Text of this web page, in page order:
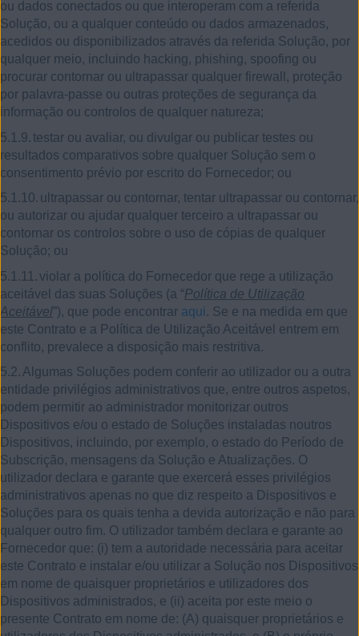
ou dados conectados ou que interoperam com a referida
Solução, ou a qualquer conteúdo ou dados armazenados,
acedidos ou disponibilizados através da referida Solução, por
qualquer meio, incluindo hacking, phishing, spoofing ou
procurar contornar ou ultrapassar qualquer firewall, proteção
por palavra-passe ou outras proteções de segurança da
informação ou controlos de qualquer natureza;
5.1.9.testar ou avaliar, ou divulgar ou publicar testes ou
resultados comparativos sobre qualquer Solução sem o
consentimento prévio por escrito do Fornecedor; ou
5.1.10. ultrapassar ou contornar, tentar ultrapassar ou contornar,
ou autorizar ou ajudar qualquer terceiro a ultrapassar ou
contornar os controlos sobre o uso de cópias de qualquer
Solução; ou
5.1.11.violar a política do Fornecedor que rege a utilização
aceitável das suas Soluções (a “Política de Utilização
Aceitável”), que pode encontrar aqui . Se e na medida em que
este Contrato e a Política de Utilização Aceitável entrem em
conflito, prevalece a disposição mais restritiva.
5.2. Algumas Soluções podem conferir ao utilizador ou a outra
entidade privilégios administrativos que, entre outros aspetos,
podem permitir ao administrador monitorizar outros
Dispositivos e/ou o estado de Soluções instaladas noutros
Dispositivos, incluindo, por exemplo, o estado do Período de
Subscrição, mensagens da Solução e Atualizações. O
utilizador declara e garante que exercerá esses privilégios
administrativos apenas no que diz respeito a Dispositivos e
Soluções para os quais tenha a devida autorização e não para
qualquer outro fim. O utilizador também declara e garante ao
Fornecedor que: (i) tem a autoridade necessária para aceitar
este Contrato e instalar e/ou utilizar a Solução nos Dispositivos
em nome de quaisquer proprietários e utilizadores dos
Dispositivos administrados, e (ii) aceita por este meio o
presente Contrato em nome de: (A) quaisquer proprietários e